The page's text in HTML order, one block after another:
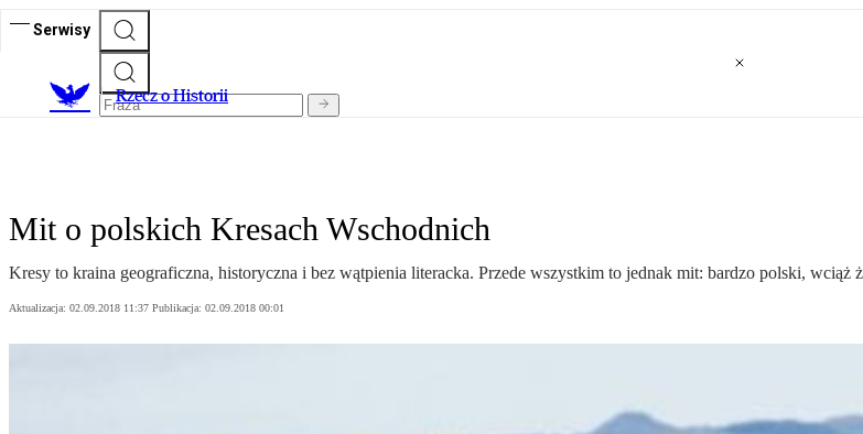
Serwisy
Rzecz o Historii
Mit o polskich Kresach Wschodnich
Kresy to kraina geograficzna, historyczna i bez wątpienia literacka. Przede wszystkim to jednak mit: bardzo polski, wciąż
Aktualizacja: 02.09.2018 11:37 Publikacja: 02.09.2018 00:01